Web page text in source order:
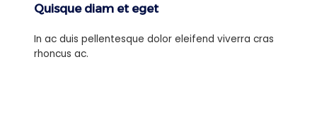
Quisque diam et eget
In ac duis pellentesque dolor eleifend viverra cras
rhoncus ac.